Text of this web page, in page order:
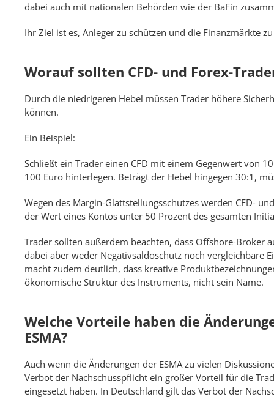
dabei auch mit nationalen Behörden wie der BaFin
Ihr Ziel ist es, Anleger zu schützen und die Finanzmärkte
Worauf sollten CFD- und Forex-
Durch die niedrigeren Hebel müssen Trader höhere
können.
Ein Beispiel:
Schließt ein Trader einen CFD mit einem Gegenwert von
100 Euro hinterlegen. Beträgt der Hebel hingegen 30:1,
Wegen des Margin-Glattstellungsschutzes werden CFD-
der Wert eines Kontos unter 50 Prozent des gesamten
Trader sollten außerdem beachten, dass Offshore-Broker
dabei aber weder Negativsaldoschutz noch vergleichbare
macht zudem deutlich, dass kreative
ökonomische Struktur des Instruments, nicht sein Name.
Welche Vorteile haben die
ESMA?
Auch wenn die Änderungen der ESMA zu vielen
Verbot der Nachschusspflicht ein großer Vorteil für die
eingesetzt haben. In Deutschland gilt das Verbot der